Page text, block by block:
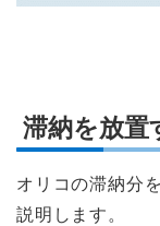
滞納を放置
オリコの滞納分
説明します。